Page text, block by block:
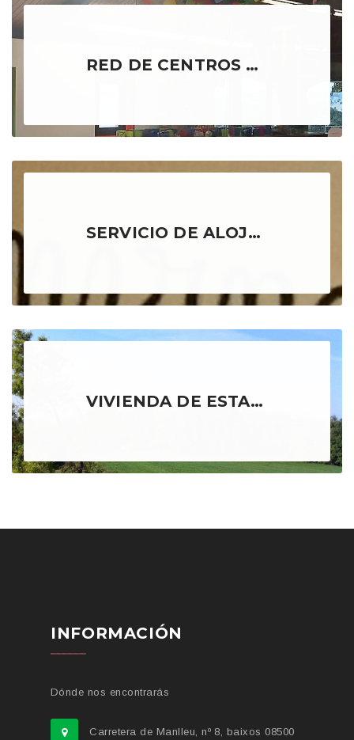
RED DE CENTROS ABIERTOS
SERVICIO DE ALOJAMIENTO
VIVIENDA DE ESTANCIA TEMPORAL
INFORMACIÓN
Dónde nos encontrarás
Carretera de Manlleu, nº 8, baixos 08500